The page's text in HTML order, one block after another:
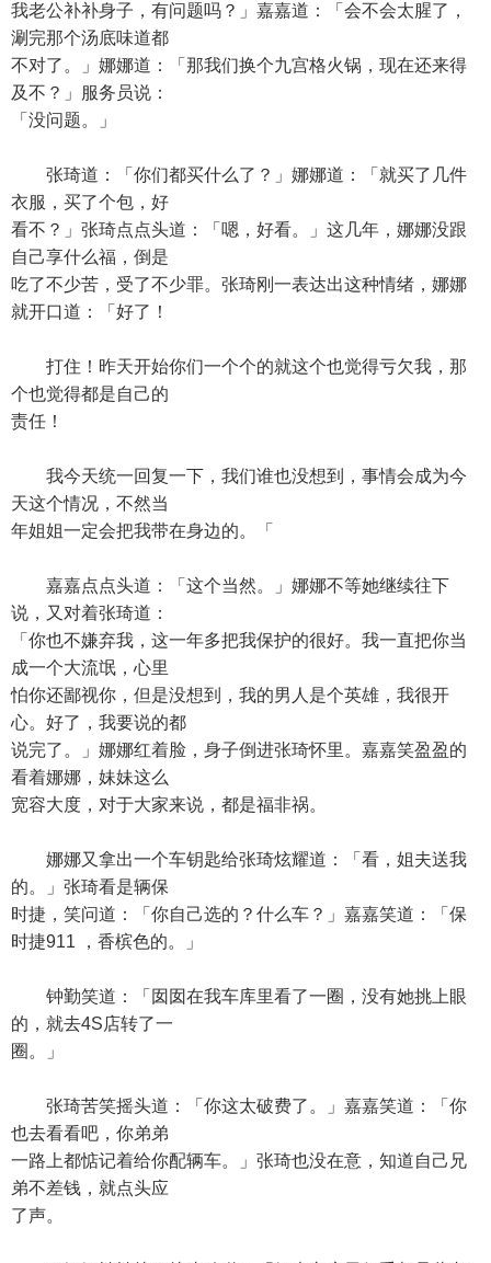
我老公补补身子，有问题吗？」嘉嘉道：「会不会太腥了，
涮完那个汤底味道都
不对了。」娜娜道：「那我们换个九宫格火锅，现在还来得
及不？」服务员说：
「没问题。」
张琦道：「你们都买什么了？」娜娜道：「就买了几件
衣服，买了个包，好
看不？」张琦点点头道：「嗯，好看。」这几年，娜娜没跟
自己享什么福，倒是
吃了不少苦，受了不少罪。张琦刚一表达出这种情绪，娜娜
就开口道：「好了！
打住！昨天开始你们一个个的就这个也觉得亏欠我，那
个也觉得都是自己的
责任！
我今天统一回复一下，我们谁也没想到，事情会成为今
天这个情况，不然当
年姐姐一定会把我带在身边的。「
嘉嘉点点头道：「这个当然。」娜娜不等她继续往下
说，又对着张琦道：
「你也不嫌弃我，这一年多把我保护的很好。我一直把你当
成一个大流氓，心里
怕你还鄙视你，但是没想到，我的男人是个英雄，我很开
心。好了，我要说的都
说完了。」娜娜红着脸，身子倒进张琦怀里。嘉嘉笑盈盈的
看着娜娜，妹妹这么
宽容大度，对于大家来说，都是福非祸。
娜娜又拿出一个车钥匙给张琦炫耀道：「看，姐夫送我
的。」张琦看是辆保
时捷，笑问道：「你自己选的？什么车？」嘉嘉笑道：「保
时捷911 ，香槟色的。」
钟勤笑道：「囡囡在我车库里看了一圈，没有她挑上眼
的，就去4S店转了一
圈。」
张琦苦笑摇头道：「你这太破费了。」嘉嘉笑道：「你
也去看看吧，你弟弟
一路上都惦记着给你配辆车。」张琦也没在意，知道自己兄
弟不差钱，就点头应
了声。